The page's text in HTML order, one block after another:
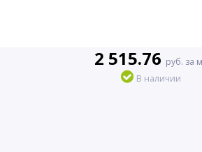
2 515.76 руб. за
В наличии